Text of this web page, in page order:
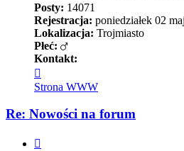
Posty: 14071
Rejestracja: poniedziałek 02
Lokalizacja: Trojmiasto
Płeć:
Kontakt:
się
z
Strona WWW
Re: Nowości na forum